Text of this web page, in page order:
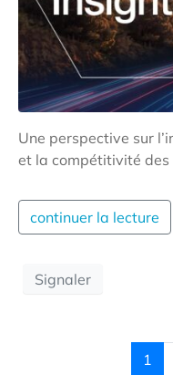
Une perspective sur
et la compétitivité des
continuer la lecture
Signaler
1